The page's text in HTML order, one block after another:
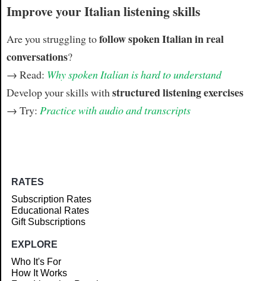
Improve your Italian listening skills
Are you struggling tofollow spoken Italian in real
conversations?
→ Read: Why spoken Italian is hard to understand
Develop your skills with structured listening exercises
→ Try: Practice with audio and transcripts
RATES
Subscription Rates
Educational Rates
Gift Subscriptions
EXPLORE
Who It's For
How It Works